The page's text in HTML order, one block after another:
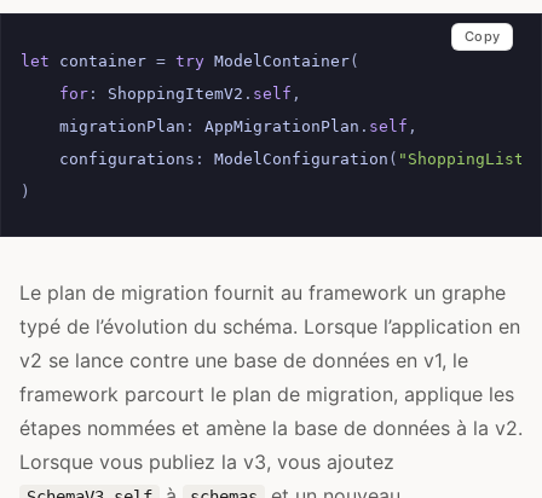
let container = try ModelContainer(
for : ShoppingItemV2 . self ,
migrationPlan : AppMigrationPlan . self ,
configurations : ModelConfiguration ( "ShoppingList"
)
Copy
Le plan de migration fournit au framework un graphe
typé de l’évolution du schéma. Lorsque l’application en
v2 se lance contre une base de données en v1, le
framework parcourt le plan de migration, applique les
étapes nommées et amène la base de données à la v2.
Lorsque vous publiez la v3, vous ajoutez